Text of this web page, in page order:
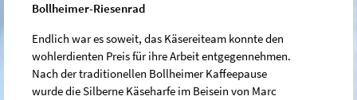
Bollheimer-Riesenrad
Endlich war es soweit, das Käsereiteam konnte den
wohlerdienten Preis für ihre Arbeit entgegennehmen.
Nach der traditionellen Bollheimer Kaffeepause
wurde die Silberne Käseharfe im Beisein von Marc